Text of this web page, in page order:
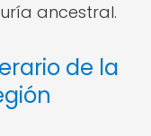
ancestral.
de la